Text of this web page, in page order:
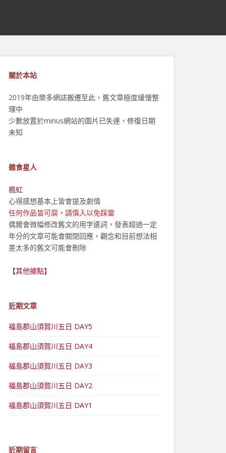
關於本站
2019年由樂多網誌搬遷至此，舊文章極度緩慢整
理中
少數放置於minus網站的圖片已失連，修復日期
未知
雜食星人
楓虹
心得感想基本上皆會提及劇情
任何作品皆可腐，請慎入以免踩雷
偶爾會微幅修改舊文的用字遣詞，發表超過一定
年分的文章可能會關閉回應，觀念和目前想法相
差太多的舊文可能會刪除
【其他據點】
近期文章
福島郡山須賀川五日 DAY5
福島郡山須賀川五日 DAY4
福島郡山須賀川五日 DAY3
福島郡山須賀川五日 DAY2
福島郡山須賀川五日 DAY1
近期留言